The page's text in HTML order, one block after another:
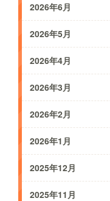
2026年6月
2026年5月
2026年4月
2026年3月
2026年2月
2026年1月
2025年12月
2025年11月